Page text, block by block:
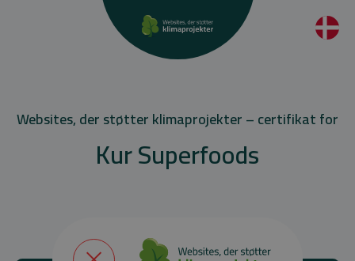
Websites, der støtter klimaprojekter – certifikat for
Kur Superfoods